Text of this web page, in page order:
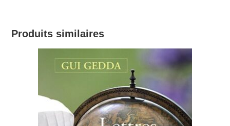
Produits similaires